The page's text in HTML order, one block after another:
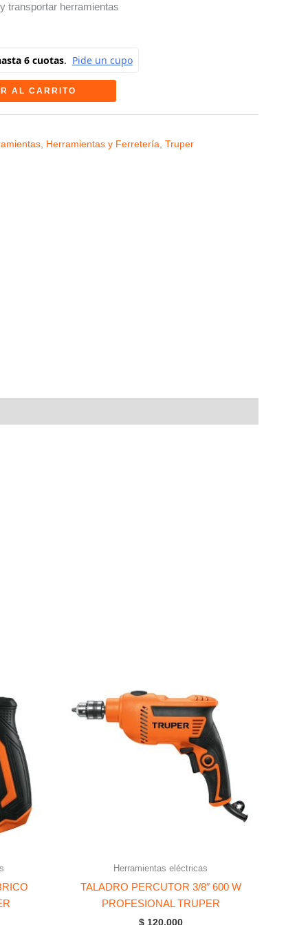
transportar herramientas
AL CARRITO
Herramientas y Ferretería Truper
Herramientas eléctricas
TALADRO PERCUTOR 3/8″ 600 W
PROFESIONAL TRUPER
$120.000